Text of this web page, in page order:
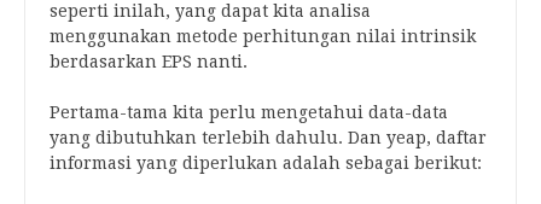
seperti inilah, yang dapat kita analisa
menggunakan metode perhitungan nilai intrinsik
berdasarkan EPS nanti.
Pertama-tama kita perlu mengetahui data-data
yang dibutuhkan terlebih dahulu. Dan yeap, daftar
informasi yang diperlukan adalah sebagai berikut: